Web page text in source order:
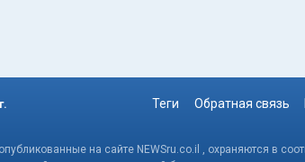
Теги Обратная связь
на сайте NEWSru.co.il , охраняются в